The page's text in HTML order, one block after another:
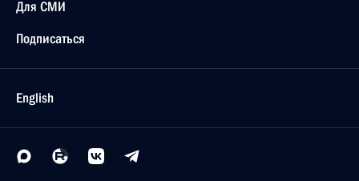
Для СМИ
Подписаться
English